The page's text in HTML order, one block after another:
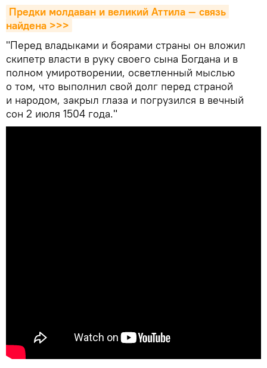
Предки молдаван и великий Аттила — связь
найдена >>>
"Перед владыками и боярами страны он вложил
скипетр власти в руку своего сына Богдана и в
полном умиротворении, осветленный мыслью
о том, что выполнил свой долг перед страной
и народом, закрыл глаза и погрузился в вечный
сон 2 июля 1504 года."